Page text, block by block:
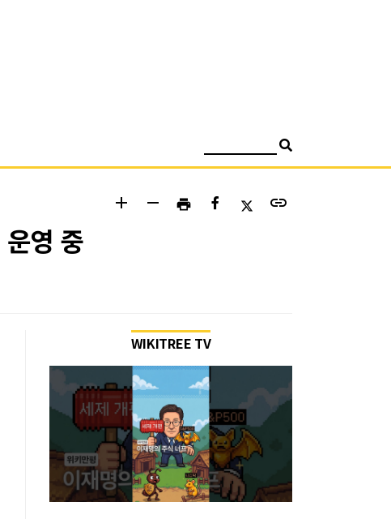
add remove print link
영 중
WIKITREE TV